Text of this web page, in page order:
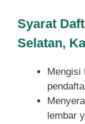
Syarat
Selatan,
Mengisi
lembar